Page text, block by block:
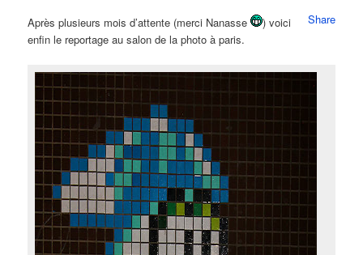
Share
Après plusieurs mois d’attente (merci Nanasse
) voici
enfin le reportage au salon de la photo à paris.